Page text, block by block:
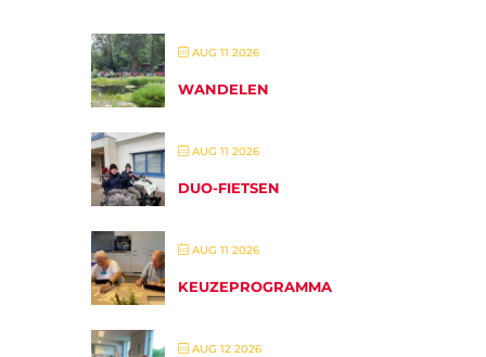
AUG 11 2026
WANDELEN
AUG 11 2026
DUO-FIETSEN
AUG 11 2026
KEUZEPROGRAMMA
AUG 12 2026